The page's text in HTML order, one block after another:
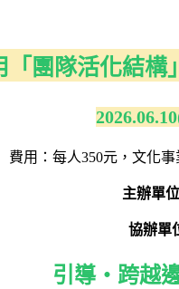
「團隊活化結構
費用：每人350元，文化
主辦單位
協辦單
引導・跨越